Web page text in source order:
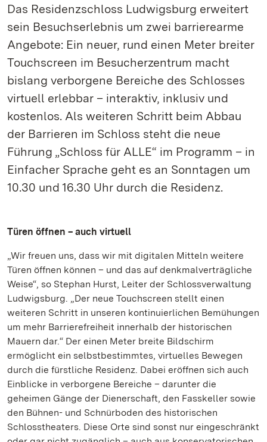
Das Residenzschloss Ludwigsburg erweitert
sein Besuchserlebnis um zwei barrierearme
Angebote: Ein neuer, rund einen Meter breiter
Touchscreen im Besucherzentrum macht
bislang verborgene Bereiche des Schlosses
virtuell erlebbar – interaktiv, inklusiv und
kostenlos. Als weiteren Schritt beim Abbau
der Barrieren im Schloss steht die neue
Führung „Schloss für ALLE“ im Programm – in
Einfacher Sprache geht es an Sonntagen um
10.30 und 16.30 Uhr durch die Residenz.
Türen öffnen – auch virtuell
„Wir freuen uns, dass wir mit digitalen Mitteln weitere
Türen öffnen können – und das auf denkmalverträgliche
Weise“, so Stephan Hurst, Leiter der Schlossverwaltung
Ludwigsburg. „Der neue Touchscreen stellt einen
weiteren Schritt in unseren kontinuierlichen Bemühungen
um mehr Barrierefreiheit innerhalb der historischen
Mauern dar.“ Der einen Meter breite Bildschirm
ermöglicht ein selbstbestimmtes, virtuelles Bewegen
durch die fürstliche Residenz. Dabei eröffnen sich auch
Einblicke in verborgene Bereiche – darunter die
geheimen Gänge der Dienerschaft, den Fasskeller sowie
den Bühnen- und Schnürboden des historischen
Schlosstheaters. Diese Orte sind sonst nur eingeschränkt